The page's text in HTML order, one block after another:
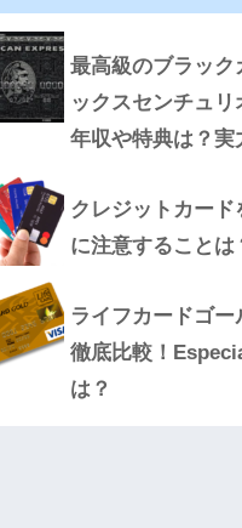
最高級のブラック
ックスセンチュ
年収や特典は？実
クレジットカード
に注意することは
ライフカードゴー
徹底比較！
は？